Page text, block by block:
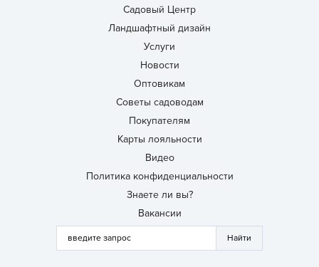
Садовый Центр
Ландшафтный дизайн
Услуги
Новости
Оптовикам
Советы садоводам
Покупателям
Карты лояльности
Видео
Политика конфиденциальности
Знаете ли вы?
Вакансии